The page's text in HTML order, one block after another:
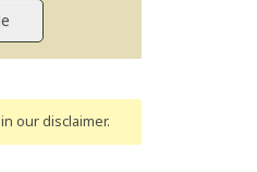
in our disclaimer.